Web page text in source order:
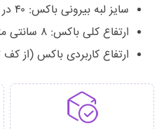
سایز لبه بیرونی باکس: ۴۰ در ۴۰ سانتی متر
ارتفاع کلی باکس: ۸ سانتی متر
ارتفاع کاربردی باکس (از کف تا